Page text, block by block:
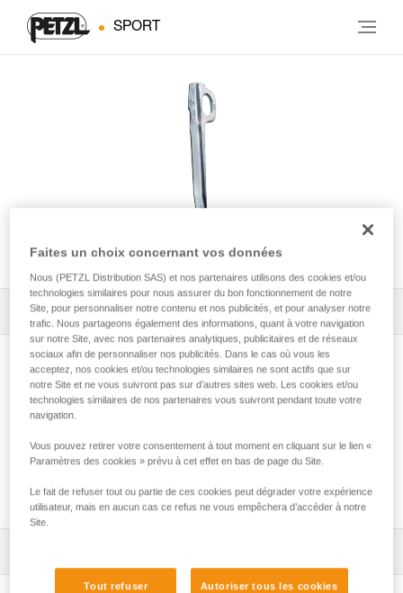
SPORT
U
Tous les conseils techniques 1 Filtrer
Vérification des ancrages sur rocher, glace
ou mixte.
Faites un choix concernant vos données
Nous (PETZL Distribution SAS) et nos partenaires utilisons des cookies et/ou
technologies similaires pour nous assurer du bon fonctionnement de notre
Site, pour personnaliser notre contenu et nos publicités, et pour analyser notre
trafic. Nous partageons également des informations, quant à votre navigation
sur notre Site, avec nos partenaires analytiques, publicitaires et de réseaux
sociaux afin de personnaliser nos publicités. Dans le cas où vous les
acceptez, nos cookies et/ou technologies similaires ne sont actifs que sur
notre Site et ne vous suivront pas sur d’autres sites web. Les cookies et/ou
technologies similaires de nos partenaires vous suivront pendant toute votre
navigation.
Vous pouvez retirer votre consentement à tout moment en cliquant sur le lien «
Paramètres des cookies » prévu à cet effet en bas de page du Site.
Le fait de refuser tout ou partie de ces cookies peut dégrader votre expérience
utilisateur, mais en aucun cas ce refus ne vous empêchera d’accéder à notre
Site.
Tout refuser Autoriser tous les cookies